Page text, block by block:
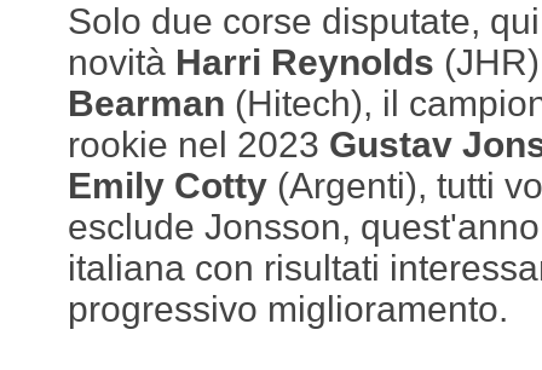
Solo due corse disputate,
novità Harri Reynolds
Bearman (Hitech), il
rookie nel 2023 Gustav
Emily Cotty (Argenti), tutti
esclude Jonsson,
italiana con risultati
progressivo miglioramento.